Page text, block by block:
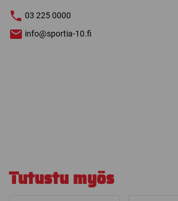
03 225 0000
info@sportia-10.fi
Tutustu myös